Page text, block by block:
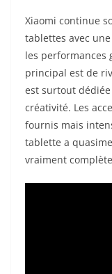
Xiaomi continue
tablettes avec
les performances
principal est de
est surtout
créativité. Les
fournis mais
tablette a
vraiment